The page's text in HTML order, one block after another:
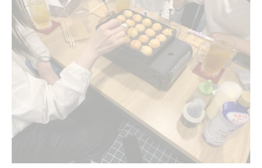
たこ焼きアレンジで友達と味比べを楽しむ
方法
タコパが盛り上がるたこ焼き具材アイデア
集
友達と選ぶたこ焼き変わり種レシピの魅力
たこ焼きパーティーを彩るおすすめのアレ
タコパで驚き！たこ焼き新食感の楽しみ方